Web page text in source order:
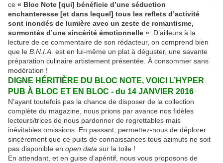
ce « Bloc Note [qui] bénéficie d’une séduction
enchanteresse [et dans lequel] tous les reflets d’activité
sont inondés de lumière avec un zeste de romantisme,
surmontés d’une sincérité émotionnelle » . D’ailleurs à la
lecture de ce commentaire de son rédacteur, on comprend bien
que le B.N.I.A . est en lui-même un plat à déguster, une savante
préparation culinaire artistement présentée. À consommer sans
modération !
DIGNE HÉRITIÈRE DU BLOC NOTE, VOICI L’HYPER
PUB À BLOC ET EN BLOC - du 14 JANVIER 2016
N’ayant toutefois pas la chance de disposer de la collection
complète du magazine, nous prions par avance nos fidèles
lecteurs/trices de nous pardonner de regrettables mais
inévitables omissions. En passant, permettez-nous de déplorer
sincèrement que ce puits de connaissances tous azimuts ne soit
pas disponible en open data sur la toile !
En attendant, et en guise d’apéritif, nous vous proposons de